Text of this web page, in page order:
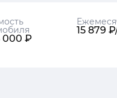
000 ₽
15 879